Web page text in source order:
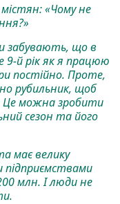
містян: «Чому не
забувають, що в
9-й рік як я працюю
постійно. Проте,
рубильник, щоб
Це можна зробити
сезон та його
має велику
підприємствами
млн. І люди не